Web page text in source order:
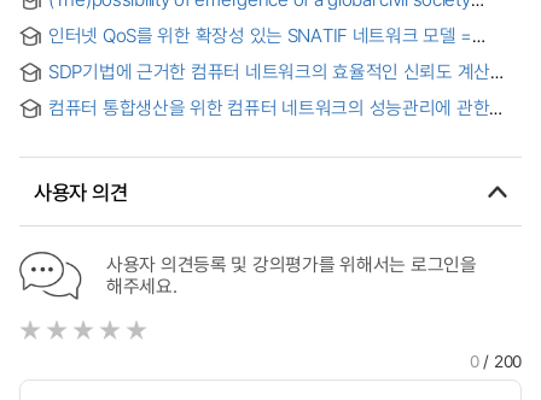
implementation for ubiquitous network
지구시민사회의 가능성
인터넷 QoS를 위한 확장성 있는 SNATIF 네트워크 모델 =
information forwarding for internet QoS
SDP기법에 근거한 컴퓨터 네트워크의 효율적인 신뢰도 계산
based on the SDP technique for computing the network
컴퓨터 통합생산을 위한 컴퓨터 네트워크의 성능관리에 관한
사용자 의견
사용자 의견등록 및 강의평가를 위해서는 로그인을
해주세요.
0/ 200